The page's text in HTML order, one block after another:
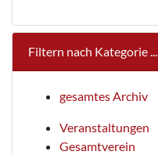
Filtern nach Kategorie ...
gesamtes Archiv
Veranstaltungen
Gesamtverein